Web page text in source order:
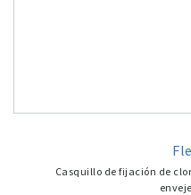
Casquillo de fijación de